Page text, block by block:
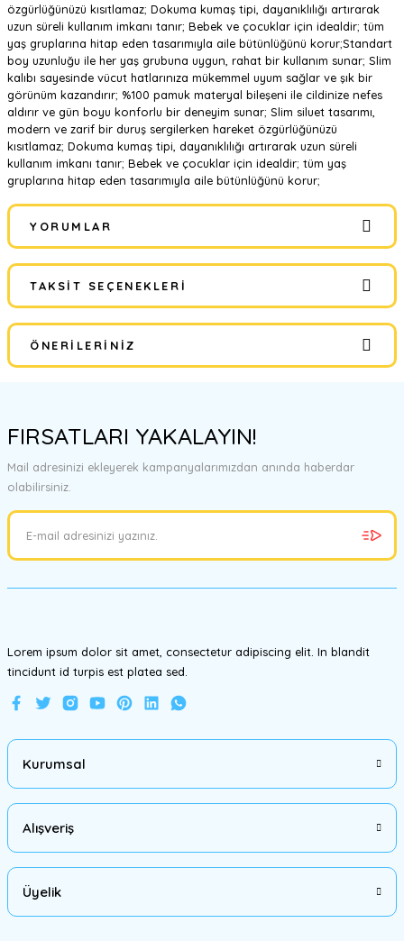
özgürlüğünüzü kısıtlamaz; Dokuma kumaş tipi, dayanıklılığı artırarak
uzun süreli kullanım imkanı tanır; Bebek ve çocuklar için idealdir; tüm
yaş gruplarına hitap eden tasarımıyla aile bütünlüğünü korur;Standart
boy uzunluğu ile her yaş grubuna uygun, rahat bir kullanım sunar; Slim
kalıbı sayesinde vücut hatlarınıza mükemmel uyum sağlar ve şık bir
görünüm kazandırır; %100 pamuk materyal bileşeni ile cildinize nefes
aldırır ve gün boyu konforlu bir deneyim sunar; Slim siluet tasarımı,
modern ve zarif bir duruş sergilerken hareket özgürlüğünüzü
kısıtlamaz; Dokuma kumaş tipi, dayanıklılığı artırarak uzun süreli
kullanım imkanı tanır; Bebek ve çocuklar için idealdir; tüm yaş
gruplarına hitap eden tasarımıyla aile bütünlüğünü korur;
YORUMLAR
Bu ürüne ilk yorumu siz yapın!
Yorum Yaz
TAKSIT SEÇENEKLERI
ÖNERILERINIZ
tarafımıza iletebilirsiniz.
Görüş ve önerileriniz için teşekkür ederiz.
Ürün resmi kalitesiz, bozuk veya görüntülenemiyor.
Ürün bilgilerinde hatalar bulunuyor.
FIRSATLARI YAKALAYIN!
Mail adresinizi ekleyerek kampanyalarımızdan anında haberdar
olabilirsiniz.
Lorem ipsum dolor sit amet, consectetur adipiscing elit. In blandit
tincidunt id turpis est platea sed.
Kurumsal
Alışveriş
Üyelik